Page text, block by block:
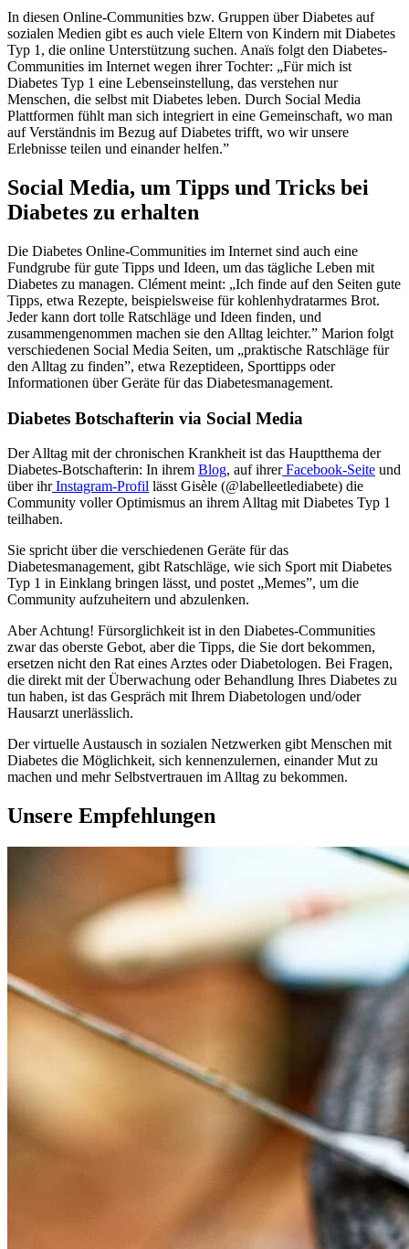
In diesen Online-Communities bzw. Gruppen über Diabetes auf
sozialen Medien gibt es auch viele Eltern von Kindern mit Diabetes
Typ 1, die online Unterstützung suchen. Anaïs folgt den Diabetes-
Communities im Internet wegen ihrer Tochter: „Für mich ist
Diabetes Typ 1 eine Lebenseinstellung, das verstehen nur
Menschen, die selbst mit Diabetes leben. Durch Social Media
Plattformen fühlt man sich integriert in eine Gemeinschaft, wo man
auf Verständnis im Bezug auf Diabetes trifft, wo wir unsere
Erlebnisse teilen und einander helfen.”
Social Media, um Tipps und Tricks bei
Diabetes zu erhalten
Die Diabetes Online-Communities im Internet sind auch eine
Fundgrube für gute Tipps und Ideen, um das tägliche Leben mit
Diabetes zu managen. Clément meint: „Ich finde auf den Seiten gute
Tipps, etwa Rezepte, beispielsweise für kohlenhydratarmes Brot.
Jeder kann dort tolle Ratschläge und Ideen finden, und
zusammengenommen machen sie den Alltag leichter.” Marion folgt
verschiedenen Social Media Seiten, um „praktische Ratschläge für
den Alltag zu finden”, etwa Rezeptideen, Sporttipps oder
Informationen über Geräte für das Diabetesmanagement.
Diabetes Botschafterin via Social Media
Der Alltag mit der chronischen Krankheit ist das Hauptthema der
Diabetes-Botschafterin: In ihrem Blog, auf ihrer Facebook-Seite und
über ihr Instagram-Profil lässt Gisèle (@labelleetlediabete) die
Community voller Optimismus an ihrem Alltag mit Diabetes Typ 1
teilhaben.
Sie spricht über die verschiedenen Geräte für das
Diabetesmanagement, gibt Ratschläge, wie sich Sport mit Diabetes
Typ 1 in Einklang bringen lässt, und postet „Memes”, um die
Community aufzuheitern und abzulenken.
Aber Achtung! Fürsorglichkeit ist in den Diabetes-Communities
zwar das oberste Gebot, aber die Tipps, die Sie dort bekommen,
ersetzen nicht den Rat eines Arztes oder Diabetologen. Bei Fragen,
die direkt mit der Überwachung oder Behandlung Ihres Diabetes zu
tun haben, ist das Gespräch mit Ihrem Diabetologen und/oder
Hausarzt unerlässlich.
Der virtuelle Austausch in sozialen Netzwerken gibt Menschen mit
Diabetes die Möglichkeit, sich kennenzulernen, einander Mut zu
machen und mehr Selbstvertrauen im Alltag zu bekommen.
Unsere Empfehlungen